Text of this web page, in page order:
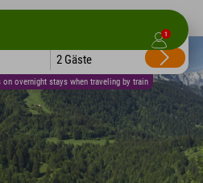
1
on overnight stays when traveling by train
2 Gäste